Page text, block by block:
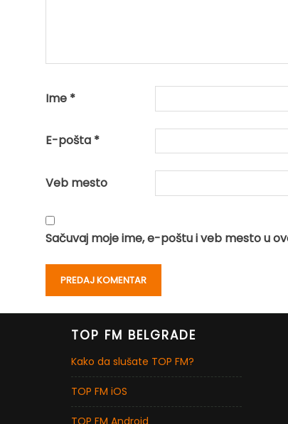
Ime *
E-pošta *
Veb mesto
Sačuvaj moje ime, e-poštu i veb mesto u
TOP FM BELGRADE
Kako da slušate TOP FM?
TOP FM iOS
TOP FM Android